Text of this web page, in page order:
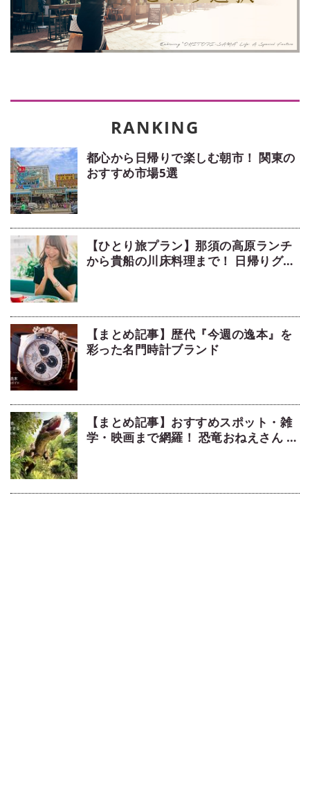
都心から日帰りで楽しむ朝市！ 関東の
おすすめ市場5選
【ひとり旅プラン】那須の高原ランチ
から貴船の川床料理まで！ 日帰りグル
【まとめ記事】歴代『今週の逸本』を
彩った名門時計ブランド
【まとめ記事】おすすめスポット・雑
学・映画まで網羅！ 恐竜おねえさん 生